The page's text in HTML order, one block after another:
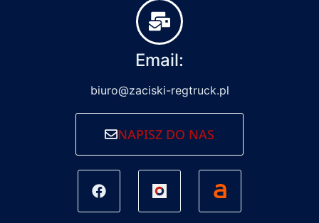
Email:
biuro@zaciski-regtruck.pl
NAPISZ DO NAS